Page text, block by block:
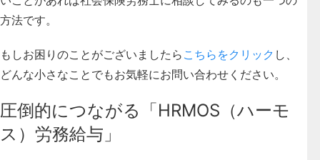
方法です。
もしお困りのことがございましたら こちらをクリック し、
どんな小さなことでもお気軽にお問い合わせください。
圧倒的につながる「HRMOS（ハーモ
ス）労務給与」